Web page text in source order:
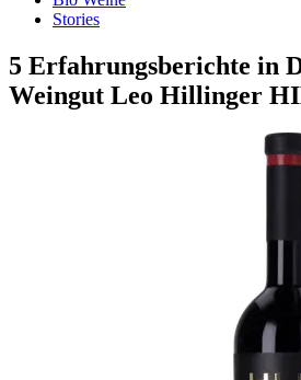
Stories
5 Erfahrungsberichte in
Weingut Leo Hillinger